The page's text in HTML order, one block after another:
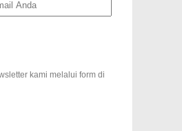
kami melalui form di